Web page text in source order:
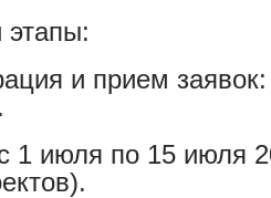
и прием
1 июля по 15 июля